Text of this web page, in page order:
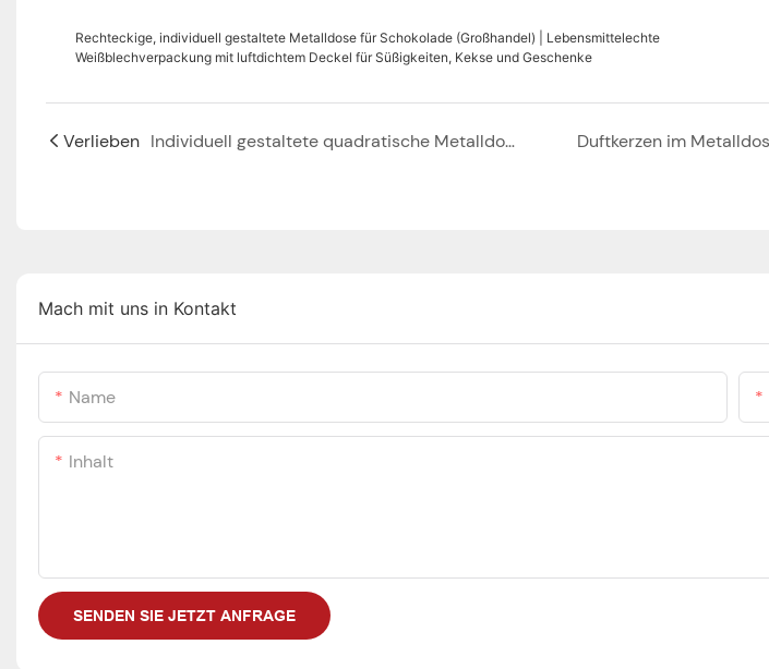
Rechteckige, individuell gestaltete Metalldose für Schokolade (Großhandel) | Lebensmittelechte
Weißblechverpackung mit luftdichtem Deckel für Süßigkeiten, Kekse und Geschenke
Verlieben Individuell gestaltete quadratische Metalldose für Schokolade (Großhandel) | Lebensmittelechte Weißblechverpackung mit luftdichtem Deckel für Geschenke und Süßigkeiten
Mach mit uns in Kontakt
Name
Inhalt
SENDEN SIE JETZT ANFRAGE